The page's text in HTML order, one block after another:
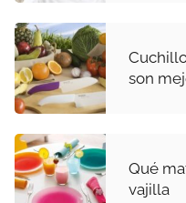
son
Qué
vajilla